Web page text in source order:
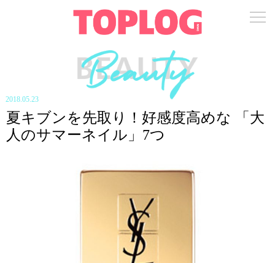
2018.05.23
夏キブンを先取り！好感度高めな 「大
人のサマーネイル」7つ